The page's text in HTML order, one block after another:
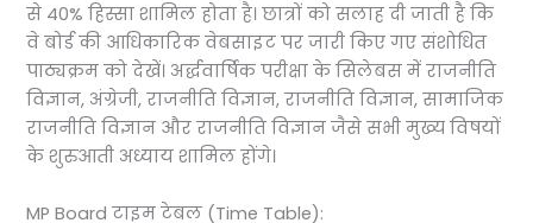
से 40% हिस्सा शामिल होता है। छात्रों को सलाह दी जाती है कि
वे बोर्ड की आधिकारिक वेबसाइट पर जारी किए गए संशोधित
पाठ्यक्रम को देखें। अर्द्धवार्षिक परीक्षा के सिलेबस में राजनीति
विज्ञान, अंग्रेजी, राजनीति विज्ञान, राजनीति विज्ञान, सामाजिक
राजनीति विज्ञान और राजनीति विज्ञान जैसे सभी मुख्य विषयों
के शुरुआती अध्याय शामिल होंगे।
MP Board टाइम टेबल (Time Table):